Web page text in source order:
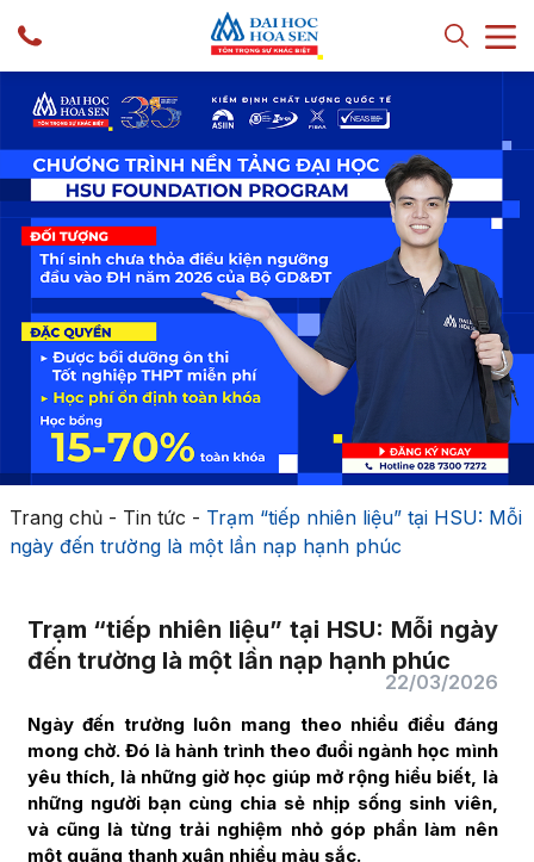
Trang chủ- Tin tức - Trạm “tiếp nhiên liệu” tại HSU: Mỗi
ngày đến trường là một lần nạp hạnh phúc
Trạm “tiếp nhiên liệu” tại HSU: Mỗi ngày
đến trường là một lần nạp hạnh phúc
22/03/2026
Ngày đến trường luôn mang theo nhiều điều đáng
mong chờ. Đó là hành trình theo đuổi ngành học mình
yêu thích, là những giờ học giúp mở rộng hiểu biết, là
những người bạn cùng chia sẻ nhịp sống sinh viên,
và cũng là từng trải nghiệm nhỏ góp phần làm nên
một quãng thanh xuân nhiều màu sắc.